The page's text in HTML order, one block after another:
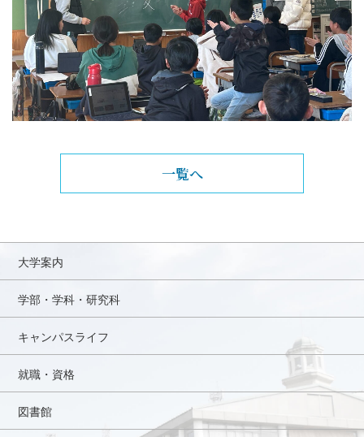
一覧へ
大学案内
学部・学科・研究科
キャンパスライフ
就職・資格
図書館